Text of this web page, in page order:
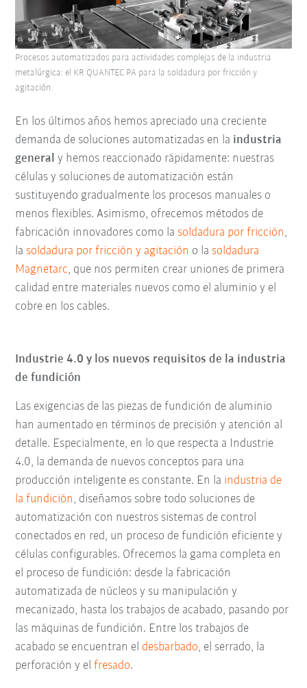
En los últimos años hemos apreciado una creciente
demanda de soluciones automatizadas en la industria
general y hemos reaccionado rápidamente: nuestras
células y soluciones de automatización están
sustituyendo gradualmente los procesos manuales o
menos flexibles. Asimismo, ofrecemos métodos de
fabricación innovadores como la soldadura por fricción,
la soldadura por fricción y agitación o la soldadura
Magnetarc, que nos permiten crear uniones de primera
calidad entre materiales nuevos como el aluminio y el
cobre en los cables.
Procesos automatizados para actividades complejas de la industria
metalúrgica: el KR QUANTEC PA para la soldadura por fricción y
agitación.
Industrie 4.0 y los nuevos requisitos de la industria
de fundición
Las exigencias de las piezas de fundición de aluminio
han aumentado en términos de precisión y atención al
detalle. Especialmente, en lo que respecta a Industrie
4.0, la demanda de nuevos conceptos para una
producción inteligente es constante. En la industria de
la fundición, diseñamos sobre todo soluciones de
automatización con nuestros sistemas de control
conectados en red, un proceso de fundición eficiente y
células configurables. Ofrecemos la gama completa en
el proceso de fundición: desde la fabricación
automatizada de núcleos y su manipulación y
mecanizado, hasta los trabajos de acabado, pasando por
las máquinas de fundición. Entre los trabajos de
acabado se encuentran el desbarbado, el serrado, la
perforación y el fresado.